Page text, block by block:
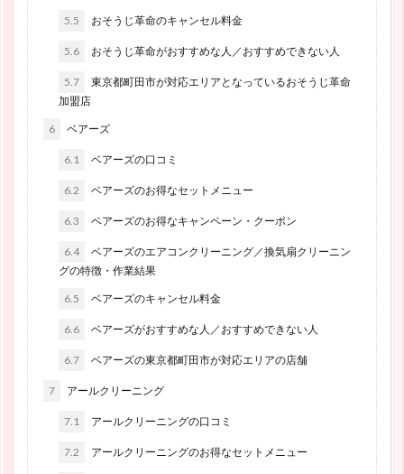
5.5 おそうじ革命のキャンセル料金
5.6 おそうじ革命がおすすめな人／おすすめできない人
5.7
東京都町田市が対応エリアとなっているおそうじ革命
加盟店
6 ベアーズ
6.1 ベアーズの口コミ
6.2 ベアーズのお得なセットメニュー
6.3 ベアーズのお得なキャンペーン・クーポン
6.4
ベアーズのエアコンクリーニング／換気扇クリーニン
グの特徴・作業結果
6.5 ベアーズのキャンセル料金
6.6 ベアーズがおすすめな人／おすすめできない人
6.7 ベアーズの東京都町田市が対応エリアの店舗
7 アールクリーニング
7.1 アールクリーニングの口コミ
7.2 アールクリーニングのお得なセットメニュー